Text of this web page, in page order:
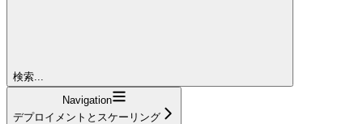
検索...
Navigation
デプロイメントとスケーリング